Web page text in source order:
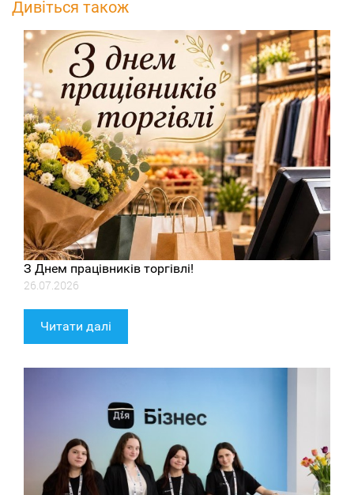
Дивіться також
З Днем працівників торгівлі!
26.07.2026
Читати далі